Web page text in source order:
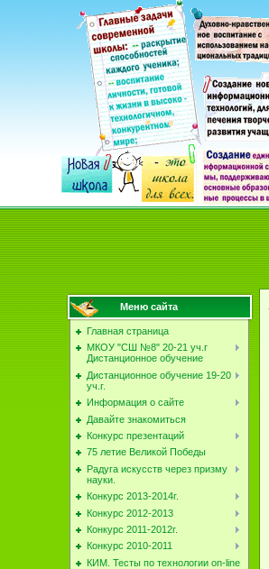
Меню сайта
Главная страница
МКОУ "СШ №8" 20-21 уч.г
Дистанционное обучение
Дистанционное обучение 19-20
уч.г.
Информация о сайте
Давайте знакомиться
Конкурс презентаций
75 летие Великой Победы
Радуга искусств через призму
науки.
Конкурс 2013-2014г.
Конкурс 2012-2013
Конкурс 2011-2012г.
Конкурс 2010-2011
КИМ. Тесты по технологии on-line